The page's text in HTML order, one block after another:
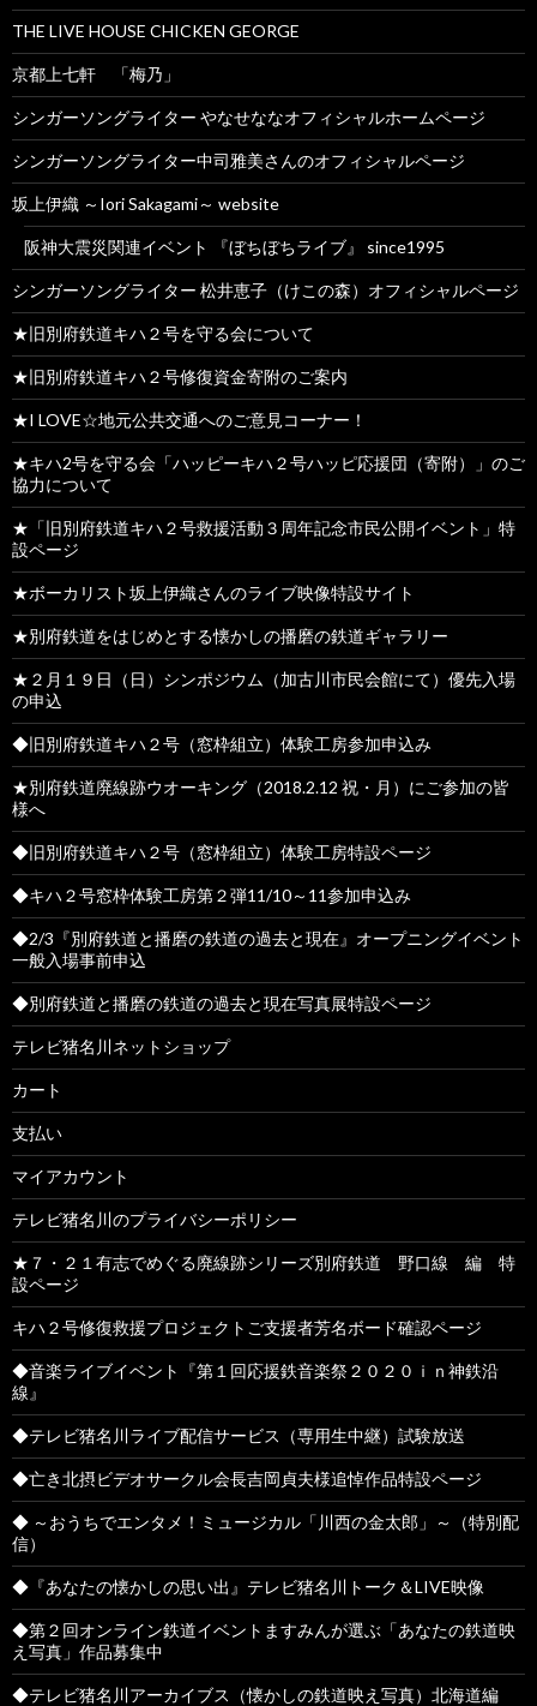
THE LIVE HOUSE CHICKEN GEORGE
京都上七軒 「梅乃」
シンガーソングライター やなせななオフィシャルホームページ
シンガーソングライター中司雅美さんのオフィシャルページ
坂上伊織 ～Iori Sakagami～ website
阪神大震災関連イベント 『ぼちぼちライブ』 since1995
シンガーソングライター 松井恵子（けこの森）オフィシャルページ
★旧別府鉄道キハ２号を守る会について
★旧別府鉄道キハ２号修復資金寄附のご案内
★I LOVE☆地元公共交通へのご意見コーナー！
★キハ2号を守る会「ハッピーキハ２号ハッピ応援団（寄附）」のご
協力について
★「旧別府鉄道キハ２号救援活動３周年記念市民公開イベント」特
設ページ
★ボーカリスト坂上伊織さんのライブ映像特設サイト
★別府鉄道をはじめとする懐かしの播磨の鉄道ギャラリー
★２月１９日（日）シンポジウム（加古川市民会館にて）優先入場
の申込
◆旧別府鉄道キハ２号（窓枠組立）体験工房参加申込み
★別府鉄道廃線跡ウオーキング（2018.2.12 祝・月）にご参加の皆
様へ
◆旧別府鉄道キハ２号（窓枠組立）体験工房特設ページ
◆キハ２号窓枠体験工房第２弾11/10～11参加申込み
◆2/3『別府鉄道と播磨の鉄道の過去と現在』オープニングイベント
一般入場事前申込
◆別府鉄道と播磨の鉄道の過去と現在写真展特設ページ
テレビ猪名川ネットショップ
カート
支払い
マイアカウント
テレビ猪名川のプライバシーポリシー
★７・２１有志でめぐる廃線跡シリーズ別府鉄道 野口線 編 特
設ページ
キハ２号修復救援プロジェクトご支援者芳名ボード確認ページ
◆音楽ライブイベント『第１回応援鉄音楽祭２０２０ｉｎ神鉄沿
線』
◆テレビ猪名川ライブ配信サービス（専用生中継）試験放送
◆亡き北摂ビデオサークル会長吉岡貞夫様追悼作品特設ページ
◆ ～おうちでエンタメ！ミュージカル「川西の金太郎」～（特別配
信）
◆『あなたの懐かしの思い出』テレビ猪名川トーク＆LIVE映像
◆第２回オンライン鉄道イベントますみんが選ぶ「あなたの鉄道映
え写真」作品募集中
◆テレビ猪名川アーカイブス（懐かしの鉄道映え写真）北海道編